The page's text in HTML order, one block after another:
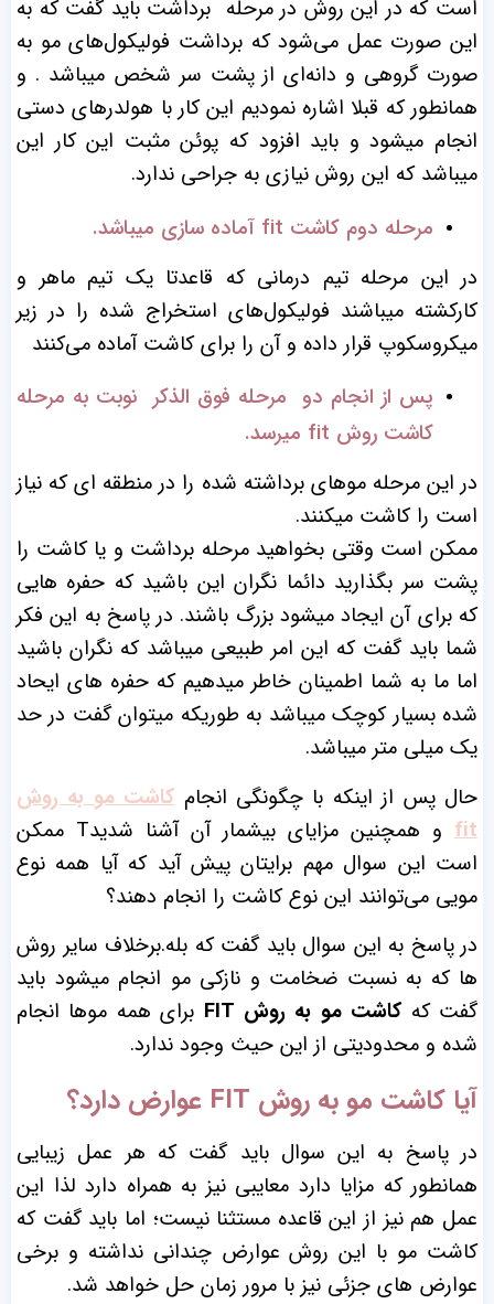
است که در این روش در مرحله برداشت باید گفت که به
این صورت عمل می‌شود که برداشت فولیکول‌های مو به
صورت گروهی و دانه‌ای از پشت سر شخص میباشد . و
همانطور که قبلا اشاره نمودیم این کار با هولدرهای دستی
انجام میشود و باید افزود که پوئن مثبت این کار این
میباشد که این روش نیازی به جراحی ندارد.
مرحله دوم کاشت fit آماده سازی میباشد.
در این مرحله تیم درمانی که قاعدتا یک تیم ماهر و
کارکشته میباشند فولیکول‌های استخراج شده را در زیر
میکروسکوپ قرار داده و آن را برای کاشت آماده می‌کنند
پس از انجام دو مرحله فوق الذکر نوبت به مرحله
کاشت روش fit میرسد.
در این مرحله موهای برداشته شده را در منطقه ای که نیاز
است را کاشت میکنند.
ممکن است وقتی بخواهید مرحله برداشت و یا کاشت را
پشت سر بگذارید دائما نگران این باشید که حفره هایی
که برای آن ایجاد میشود بزرگ باشند. در پاسخ به این فکر
شما باید گفت که این امر طبیعی میباشد که نگران باشید
اما ما به شما اطمینان خاطر میدهیم که حفره های ایحاد
شده بسیار کوچک میباشد به طوریکه میتوان گفت در حد
یک میلی متر میباشد.
حال پس از اینکه با چگونگی انجام کاشت مو به روش
fit
و همچنین مزایای بیشمار آن آشنا شدیدT ممکن
است این سوال مهم برایتان پیش آید که آیا همه نوع
مویی می‌توانند این نوع کاشت را انجام دهند؟
در پاسخ به این سوال باید گفت که بله.برخلاف سایر روش
ها که به نسبت ضخامت و نازکی مو انجام میشود باید
گفت کهکاشت مو به روش FIT
برای همه موها انجام
شده و محدودیتی از این حیث وجود ندارد.
آیا کاشت مو به روش FIT عوارض دارد؟
در پاسخ به این سوال باید گفت که هر عمل زیبایی
همانطور که مزایا دارد معایبی نیز به همراه دارد لذا این
عمل هم نیز از این قاعده مستثنا نیست؛ اما باید گفت که
کاشت مو با این روش عوارض چندانی نداشته و برخی
عوارض های جزئی نیز با مرور زمان حل خواهد شد.